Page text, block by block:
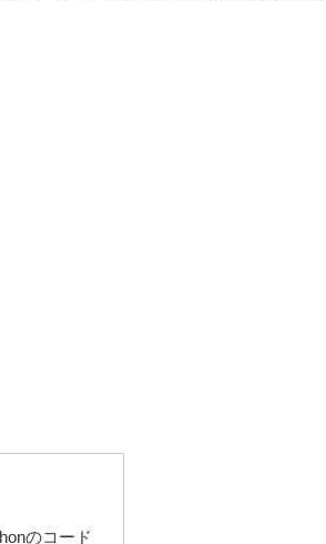
のコード